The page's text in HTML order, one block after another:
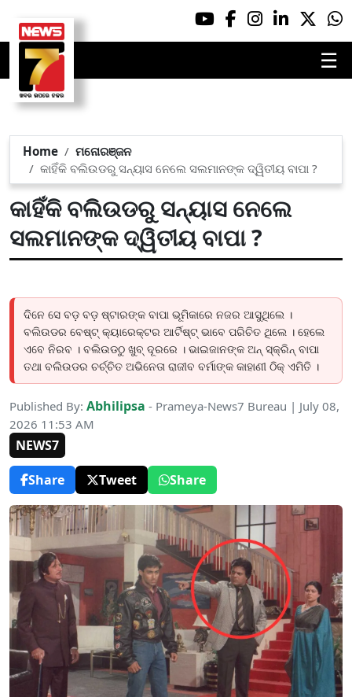
☰
Home
ମନୋରଞ୍ଜନ
କାହିଁକି ବଲିଉଡରୁ ସନ୍ୟାସ ନେଲେ ସଲମାନଙ୍କ ଦ୍ୱିତୀୟ ବାପା ?
କାହିଁକି ବଲିଉଡରୁ ସନ୍ୟାସ ନେଲେ
ସଲମାନଙ୍କ ଦ୍ୱିତୀୟ ବାପା ?
ଦିନେ ସେ ବଡ଼ ବଡ଼ ଷ୍ଟାରଙ୍କ ବାପା ଭୂମିକାରେ ନଜର ଆସୁଥିଲେ ।
ବଲିଉଡର ବେଷ୍ଟ୍ କ୍ୟାରେକ୍ଟର ଆର୍ଟିଷ୍ଟ୍ ଭାବେ ପରିଚିତ ଥିଲେ । ହେଲେ
ଏବେ ନିରବ । ବଲିଉଡଠୁ ଖୁବ୍ ଦୂରରେ । ଭାଇଜାନଙ୍କ ଅନ୍ ସ୍କ୍ରିନ୍ ବାପା
ତଥା ବଲିଉଡର ଚର୍ଚ୍ଚିତ ଅଭିନେତା ରାଜୀବ ବର୍ମାଙ୍କ କାହାଣୀ ଠିକ୍ ଏମିତି ।
Published By: Abhilipsa - Prameya-News7 Bureau | July 08,
2026 11:53 AM
NEWS7
Share
Tweet Share